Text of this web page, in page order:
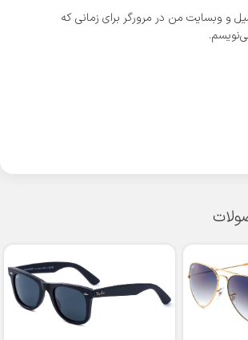
و وبسایت من در مرورگر برای زمانی که